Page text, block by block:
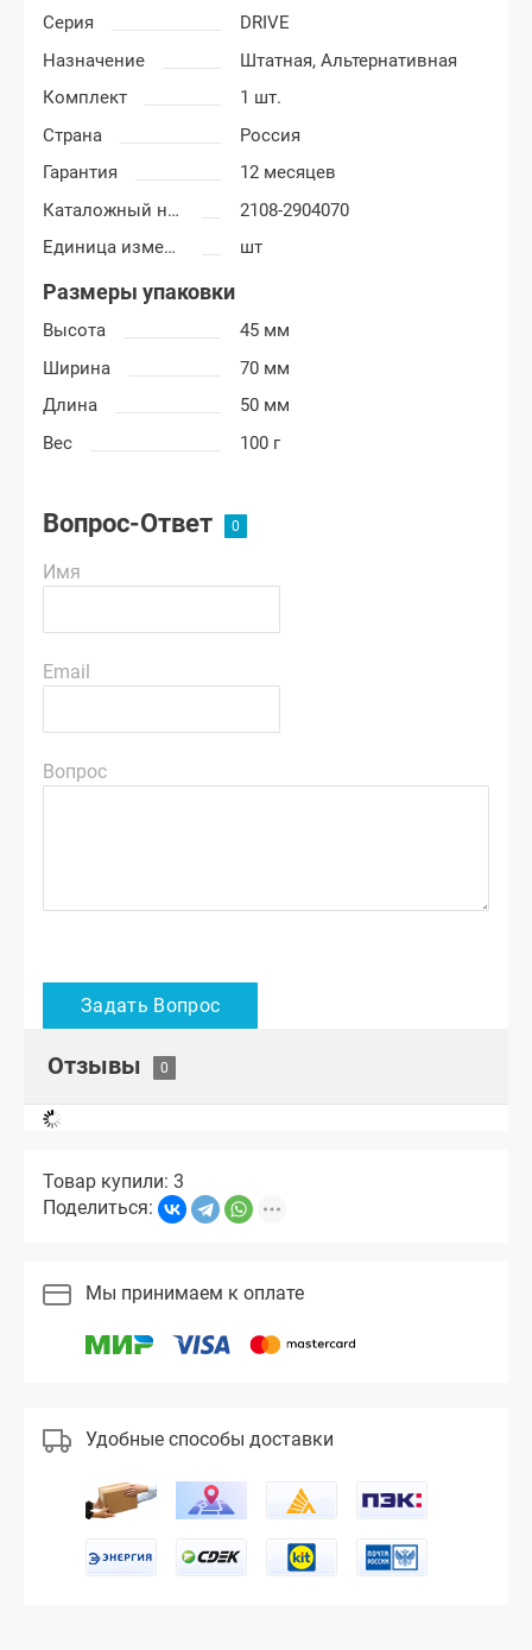
Серия
DRIVE
Назначение
Штатная,Альтернативная
Комплект
1 шт.
Страна
Россия
Гарантия
12 месяцев
Каталожный номер
2108-2904070
Единица измерения
шт
Размеры упаковки
Высота
45 мм
Ширина
70 мм
Длина
50 мм
Вес
100 г
Вопрос-Ответ
Имя
Email
Вопрос
Отзывы
Товар купили: 3
Поделиться:
Мы принимаем к оплате
Удобные способы доставки